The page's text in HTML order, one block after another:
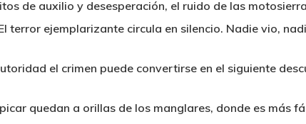
de auxilio y desesperación, el ruido de las
terror ejemplarizante circula en silencio. Nadie vio,
el crimen puede convertirse en el siguiente
quedan a orillas de los manglares, donde es más